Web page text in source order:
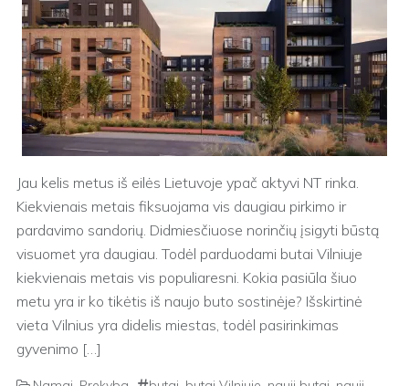
Jau kelis metus iš eilės Lietuvoje ypač aktyvi NT rinka.
Kiekvienais metais fiksuojama vis daugiau pirkimo ir
pardavimo sandorių. Didmiesčiuose norinčių įsigyti būstą
visuomet yra daugiau. Todėl parduodami butai Vilniuje
kiekvienais metais vis populiaresni. Kokia pasiūla šiuo
metu yra ir ko tikėtis iš naujo buto sostinėje? Išskirtinė
vieta Vilnius yra didelis miestas, todėl pasirinkimas
gyvenimo […]